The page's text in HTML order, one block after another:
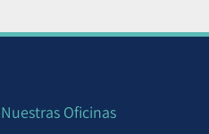
Nuestras Oficinas